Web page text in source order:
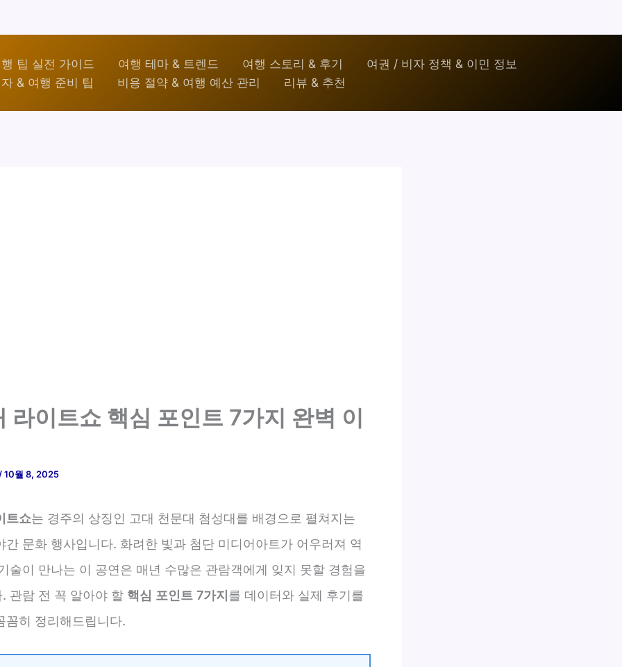
팁 실전 가이드 여행 테마 & 트렌드 여행 스토리 & 후기
여권 / 비자 정책 & 이민 정보
& 여행 준비 팁
비용 절약 & 여행 예산 관리 리뷰 & 추천
라이트쇼 핵심 포인트 7가지 완벽 이
10월 8, 2025
트쇼는 경주의 상징인 고대 천문대 첨성대를 배경으로 펼쳐지는
간 문화 행사입니다. 화려한 빛과 첨단 미디어아트가 어우러져 역
술이 만나는 이 공연은 매년 수많은 관람객에게 잊지 못할 경험을
관람 전 꼭 알아야 할 핵심 포인트 7가지 를 데이터와 실제 후기를
꼼히 정리해드립니다.